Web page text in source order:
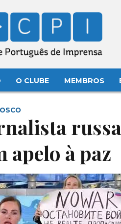
O CLUBE MEMBROS
apelo à paz